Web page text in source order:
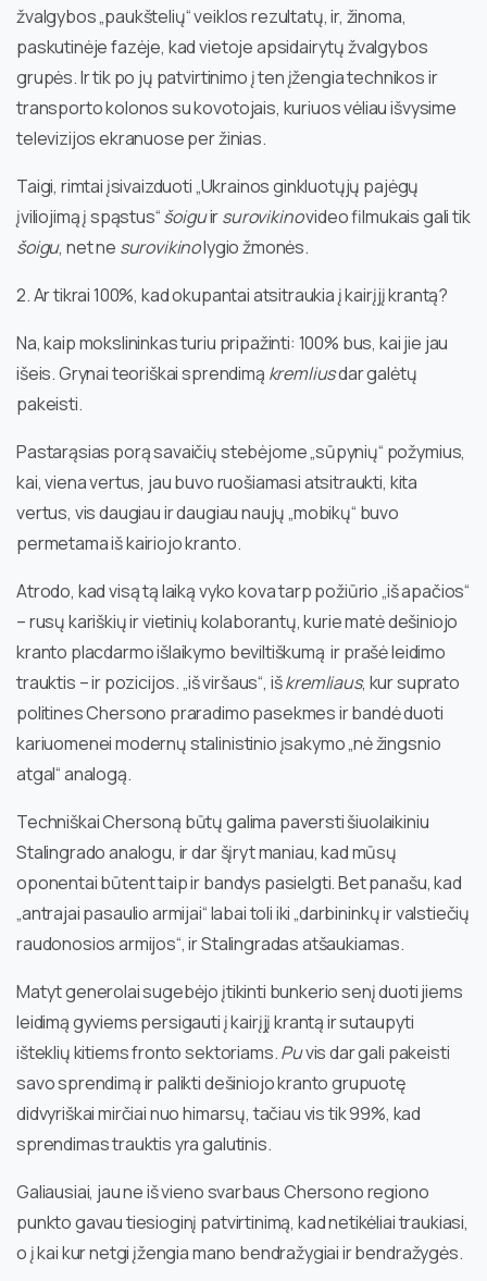
žvalgybos „paukštelių“ veiklos rezultatų, ir, žinoma,
paskutinėje fazėje, kad vietoje apsidairytų žvalgybos
grupės. Ir tik po jų patvirtinimo į ten įžengia technikos ir
transporto kolonos su kovotojais, kuriuos vėliau išvysime
televizijos ekranuose per žinias.
Taigi, rimtai įsivaizduoti „Ukrainos ginkluotųjų pajėgų
įviliojimą į spąstus“šoiguirsurovikinovideo filmukais gali tik
šoigu, net ne surovikinolygio žmonės.
2. Ar tikrai 100%, kad okupantai atsitraukia į kairįjį krantą?
Na, kaip mokslininkas turiu pripažinti: 100% bus, kai jie jau
išeis. Grynai teoriškai sprendimą kremliusdar galėtų
pakeisti.
Pastarąsias porą savaičių stebėjome „sūpynių“ požymius,
kai, viena vertus, jau buvo ruošiamasi atsitraukti, kita
vertus, vis daugiau ir daugiau naujų „mobikų“ buvo
permetama iš kairiojo kranto.
Atrodo, kad visą tą laiką vyko kova tarp požiūrio „iš apačios“
– rusų kariškių ir vietinių kolaborantų, kurie matė dešiniojo
kranto placdarmo išlaikymo beviltiškumą ir prašė leidimo
trauktis – ir pozicijos. „iš viršaus“, iškremliaus, kur suprato
politines Chersono praradimo pasekmes ir bandė duoti
kariuomenei modernų stalinistinio įsakymo „nė žingsnio
atgal“ analogą.
Techniškai Chersoną būtų galima paversti šiuolaikiniu
Stalingrado analogu, ir dar šįryt maniau, kad mūsų
oponentai būtent taip ir bandys pasielgti. Bet panašu, kad
„antrajai pasaulio armijai“ labai toli iki „darbininkų ir valstiečių
raudonosios armijos“, ir Stalingradas atšaukiamas.
Matyt generolai sugebėjo įtikinti bunkerio senį duoti jiems
leidimą gyviems persigauti į kairįjį krantą ir sutaupyti
išteklių kitiems fronto sektoriams.Puvis dar gali pakeisti
savo sprendimą ir palikti dešiniojo kranto grupuotę
didvyriškai mirčiai nuo himarsų, tačiau vis tik 99%, kad
sprendimas trauktis yra galutinis.
Galiausiai, jau ne iš vieno svarbaus Chersono regiono
punkto gavau tiesioginį patvirtinimą, kad netikėliai traukiasi,
o į kai kur netgi įžengia mano bendražygiai ir bendražygės.